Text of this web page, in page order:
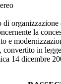
la
in
14 dicembre